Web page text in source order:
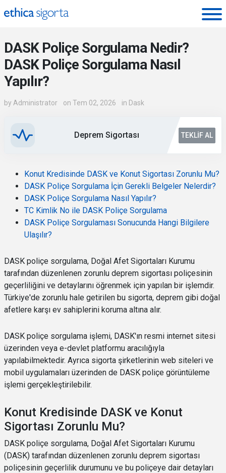
DASK Poliçe Sorgulama Nedir?
DASK Poliçe Sorgulama Nasıl
Yapılır?
by Administrator on Tem 02, 2026 in Dask
Deprem Sigortası TEKLIF AL
Konut Kredisinde DASK ve Konut Sigortası Zorunlu Mu?
DASK Poliçe Sorgulama İçin Gerekli Belgeler Nelerdir?
DASK Poliçe Sorgulama Nasıl Yapılır?
TC Kimlik No ile DASK Poliçe Sorgulama
DASK Poliçe Sorgulaması Sonucunda Hangi Bilgilere
Ulaşılır?
DASK poliçe sorgulama, Doğal Afet Sigortaları Kurumu
tarafından düzenlenen zorunlu deprem sigortası poliçesinin
geçerliliğini ve detaylarını öğrenmek için yapılan bir işlemdir.
Türkiye'de zorunlu hale getirilen bu sigorta, deprem gibi doğal
afetlere karşı ev sahiplerini koruma altına alır.
DASK poliçe sorgulama işlemi, DASK'ın resmi internet sitesi
üzerinden veya e-devlet platformu aracılığıyla
yapılabilmektedir. Ayrıca sigorta şirketlerinin web siteleri ve
mobil uygulamaları üzerinden de DASK poliçe görüntüleme
işlemi gerçekleştirilebilir.
Konut Kredisinde DASK ve Konut
Sigortası Zorunlu Mu?
DASK poliçe sorgulama, Doğal Afet Sigortaları Kurumu
(DASK) tarafından düzenlenen zorunlu deprem sigortası
poliçesinin geçerlilik durumunu ve bu poliçeye dair detayları